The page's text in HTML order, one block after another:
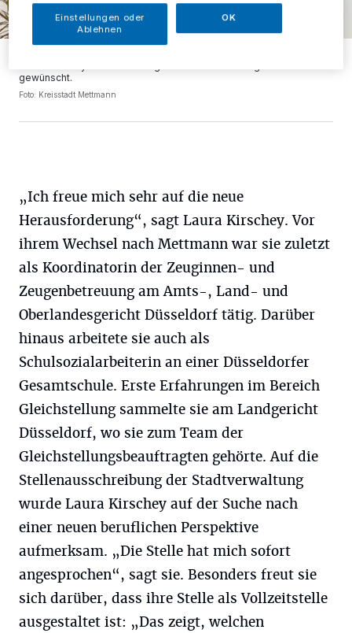
gewünscht.
Foto: Kreisstadt Mettmann
„Ich freue mich sehr auf die neue
Herausforderung“, sagt Laura Kirschey. Vor
ihrem Wechsel nach Mettmann war sie zuletzt
als Koordinatorin der Zeuginnen- und
Zeugenbetreuung am Amts-, Land- und
Oberlandesgericht Düsseldorf tätig. Darüber
hinaus arbeitete sie auch als
Schulsozialarbeiterin an einer Düsseldorfer
Gesamtschule. Erste Erfahrungen im Bereich
Gleichstellung sammelte sie am Landgericht
Düsseldorf, wo sie zum Team der
Gleichstellungsbeauftragten gehörte. Auf die
Stellenausschreibung der Stadtverwaltung
wurde Laura Kirschey auf der Suche nach
einer neuen beruflichen Perspektive
aufmerksam. „Die Stelle hat mich sofort
angesprochen“, sagt sie. Besonders freut sie
sich darüber, dass ihre Stelle als Vollzeitstelle
ausgestaltet ist: „Das zeigt, welchen
Einstellungen oder
Ablehnen
OK